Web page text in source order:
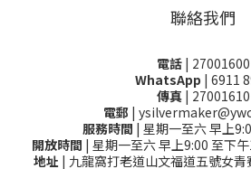
聯絡我們
電話 | 27001600
WhatsApp | 6911
傳真| 27001610
電郵 |
服務時間 | 星期一至六 早上
開放時間 | 星期一至六 早上9:00 至下
地址 | 九龍窩打老道山文福道五號女